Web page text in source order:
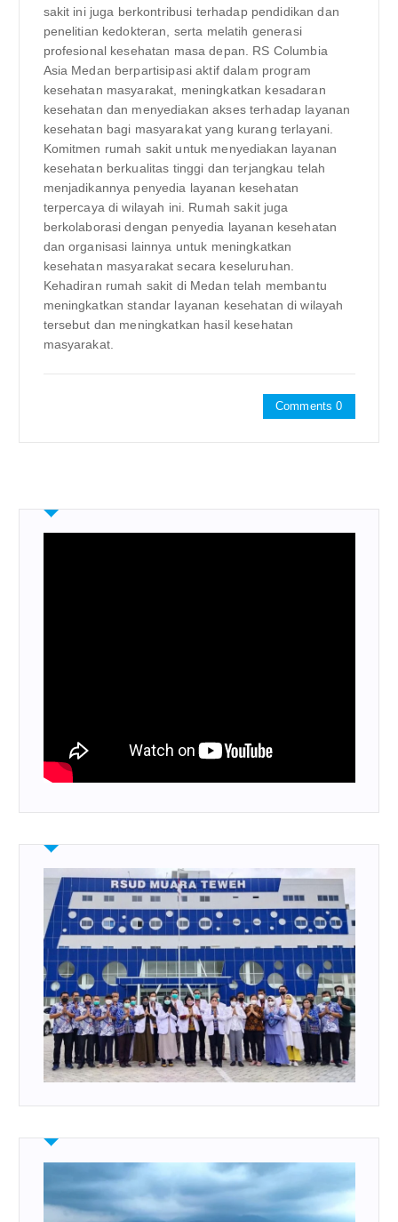
sakit ini juga berkontribusi terhadap pendidikan dan
penelitian kedokteran, serta melatih generasi
profesional kesehatan masa depan. RS Columbia
Asia Medan berpartisipasi aktif dalam program
kesehatan masyarakat, meningkatkan kesadaran
kesehatan dan menyediakan akses terhadap layanan
kesehatan bagi masyarakat yang kurang terlayani.
Komitmen rumah sakit untuk menyediakan layanan
kesehatan berkualitas tinggi dan terjangkau telah
menjadikannya penyedia layanan kesehatan
terpercaya di wilayah ini. Rumah sakit juga
berkolaborasi dengan penyedia layanan kesehatan
dan organisasi lainnya untuk meningkatkan
kesehatan masyarakat secara keseluruhan.
Kehadiran rumah sakit di Medan telah membantu
meningkatkan standar layanan kesehatan di wilayah
tersebut dan meningkatkan hasil kesehatan
masyarakat.
Comments 0